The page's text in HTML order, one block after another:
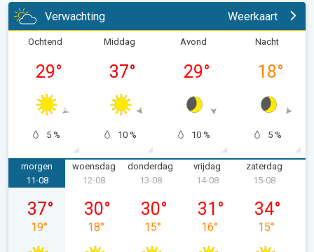
Verwachting Weerkaart
Ochtend
29°
5 %
Middag
37°
10 %
Avond
29°
10 %
Nacht
18°
5 %
morgen
dinsdag 11-08
11-08
37°
19°
woensdag
12-08
30°
18°
donderdag
13-08
30°
15°
vrijdag
14-08
31 °
16°
zaterdag
15-08
34°
15°